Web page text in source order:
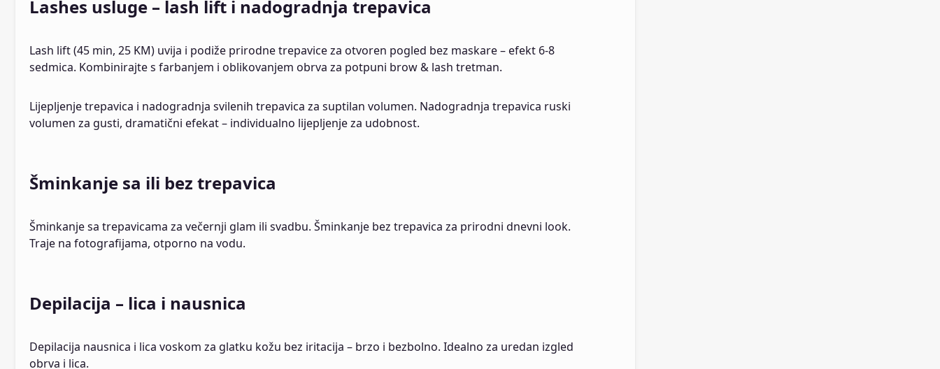
Lashes usluge – lash lift i nadogradnja trepavica
Lash lift (45 min, 25 KM) uvija i podiže prirodne trepavice za otvoren pogled bez maskare – efekt 6-8
sedmica. Kombinirajte s farbanjem i oblikovanjem obrva za potpuni brow & lash tretman.
Lijepljenje trepavica i nadogradnja svilenih trepavica za suptilan volumen. Nadogradnja trepavica ruski
volumen za gusti, dramatični efekat – individualno lijepljenje za udobnost.
Šminkanje sa ili bez trepavica
Šminkanje sa trepavicama za večernji glam ili svadbu. Šminkanje bez trepavica za prirodni dnevni look.
Traje na fotografijama, otporno na vodu.
Depilacija – lica i nausnica
Depilacija nausnica i lica voskom za glatku kožu bez iritacija – brzo i bezbolno. Idealno za uredan izgled
obrva i lica.